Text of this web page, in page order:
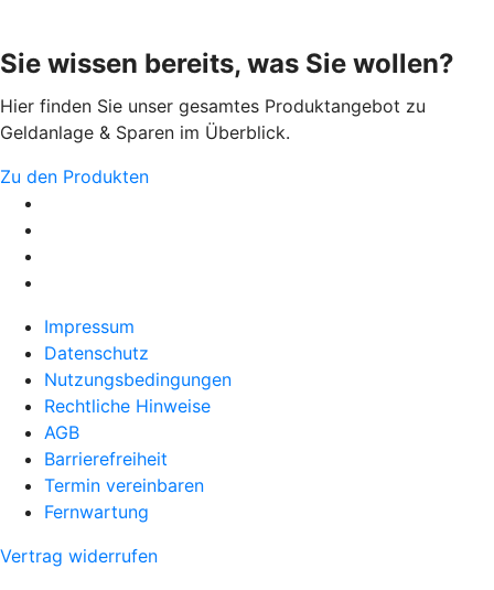
Sie wissen bereits, was Sie wollen?
Hier finden Sie unser gesamtes Produktangebot zu
Geldanlage & Sparen im Überblick.
Zu den Produkten
Impressum
Datenschutz
Nutzungsbedingungen
Rechtliche Hinweise
AGB
Barrierefreiheit
Termin vereinbaren
Fernwartung
Vertrag widerrufen